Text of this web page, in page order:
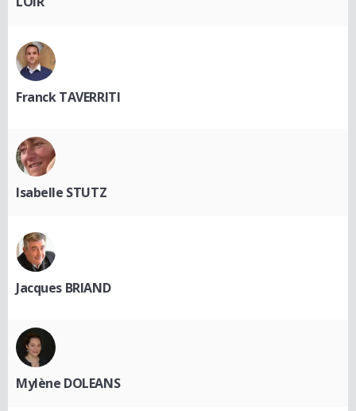
Franck TAVERRITI
Isabelle STUTZ
Jacques BRIAND
Mylène DOLEANS